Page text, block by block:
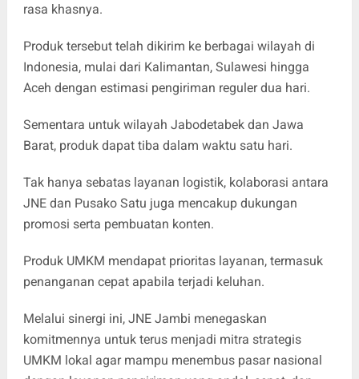
rasa khasnya.
Produk tersebut telah dikirim ke berbagai wilayah di
Indonesia, mulai dari Kalimantan, Sulawesi hingga
Aceh dengan estimasi pengiriman reguler dua hari.
Sementara untuk wilayah Jabodetabek dan Jawa
Barat, produk dapat tiba dalam waktu satu hari.
Tak hanya sebatas layanan logistik, kolaborasi antara
JNE dan Pusako Satu juga mencakup dukungan
promosi serta pembuatan konten.
Produk UMKM mendapat prioritas layanan, termasuk
penanganan cepat apabila terjadi keluhan.
Melalui sinergi ini, JNE Jambi menegaskan
komitmennya untuk terus menjadi mitra strategis
UMKM lokal agar mampu menembus pasar nasional